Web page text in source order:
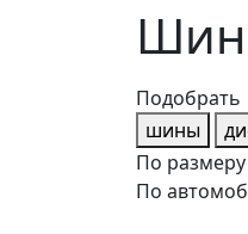
Подобрать
шины
По размеру
По